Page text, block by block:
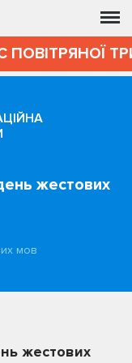
ПОВІТРЯНОЇ
жестових
мов
жестових